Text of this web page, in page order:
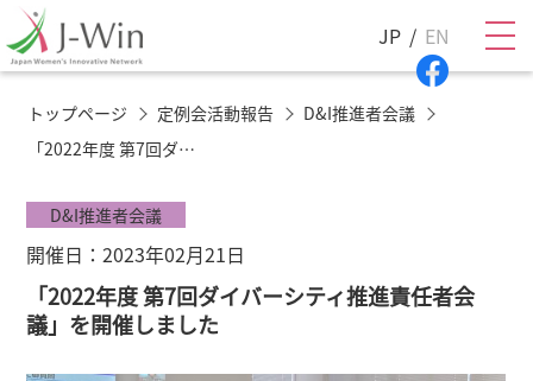
JP EN
トップページ 定例会活動報告
D&I推進者会議
「2022年度 第7回ダイバーシティ推進責任者会議」を開催しました
D&I推進者会議
開催日：2023年02月21日
「2022年度 第7回ダイバーシティ推進責任者会
議」を開催しました